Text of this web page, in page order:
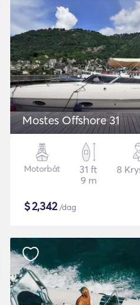
Mostes Offshore 31
Motorbåt
31 ft
9 m
8
$2,342/dag